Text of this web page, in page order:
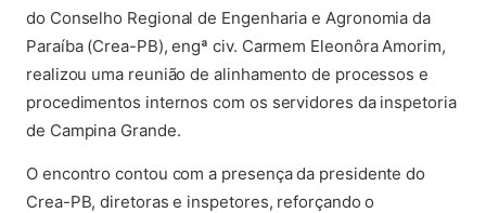
do Conselho Regional de Engenharia e Agronomia da
Paraíba (Crea-PB), engª civ. Carmem Eleonôra Amorim,
realizou uma reunião de alinhamento de processos e
procedimentos internos com os servidores da inspetoria
de Campina Grande.
O encontro contou com a presença da presidente do
Crea-PB, diretoras e inspetores, reforçando o